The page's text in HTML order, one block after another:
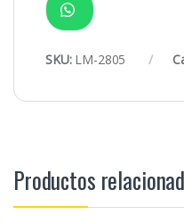
SKU: LM-2805
Productos